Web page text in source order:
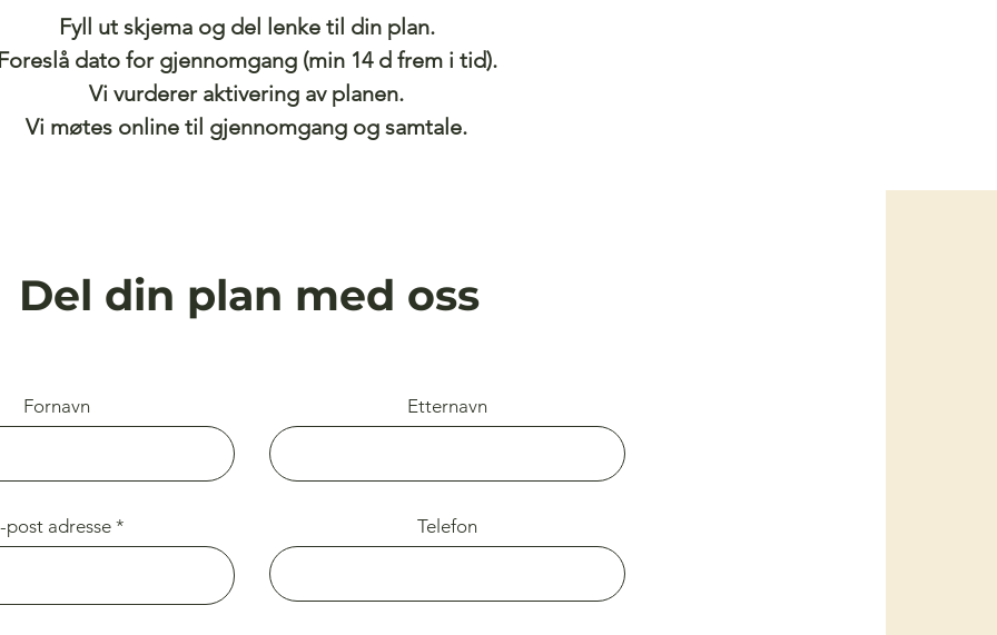
Fyll ut skjema og del lenke til din plan.
dato for gjennomgang (min 14 d frem i tid).
Vi vurderer aktivering av planen.
Vi møtes online til gjennomgang og samtale.
Del din plan med oss
Fornavn Etternavn
post adresse Telefon